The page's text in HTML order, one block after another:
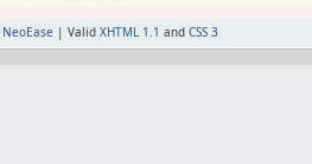
NeoEase | Valid XHTML 1.1 and CSS 3